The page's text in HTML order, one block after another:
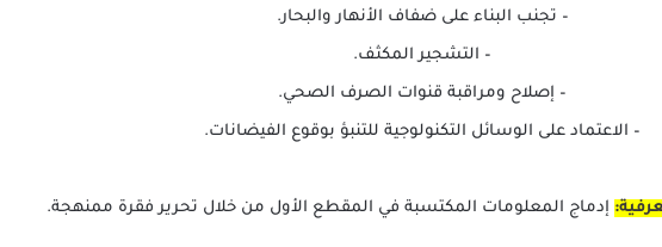
– تجنب البناء على ضفاف الأنهار والبحار.
– التشجير المكثف.
– إصلاح ومراقبة قنوات الصرف الصحي.
– الاعتماد على الوسائل التكنولوجية للتنبؤ بوقوع الفيضانات.
إدماج المعلومات المكتسبة في المقطع الأول من خلال تحرير فقرة ممنهجة.